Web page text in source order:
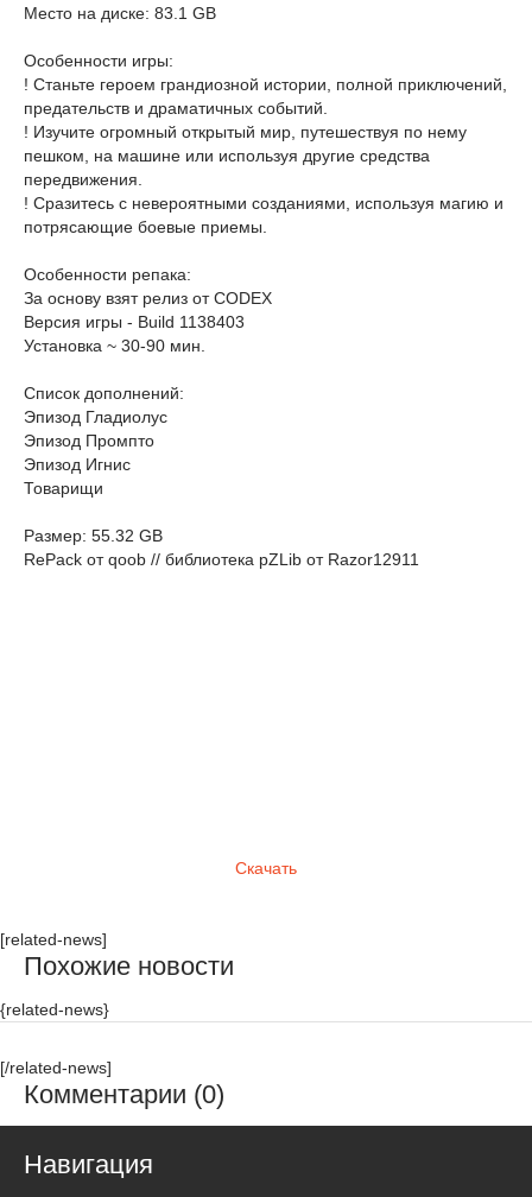
Место на диске: 83.1 GB
Особенности игры:
! Станьте героем грандиозной истории, полной приключений,
предательств и драматичных событий.
! Изучите огромный открытый мир, путешествуя по нему
пешком, на машине или используя другие средства
передвижения.
! Сразитесь с невероятными созданиями, используя магию и
потрясающие боевые приемы.
Особенности репака:
За основу взят релиз от CODEX
Версия игры - Build 1138403
Установка ~ 30-90 мин.
Список дополнений:
Эпизод Гладиолус
Эпизод Промпто
Эпизод Игнис
Товарищи
Размер: 55.32 GB
RePack от qoob // библиотека pZLib от Razor12911
Скачать
[related-news]
Похожие новости
{related-news}
[/related-news]
Комментарии (0)
Навигация